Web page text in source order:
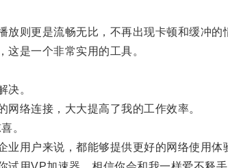
则更是流畅无比，不再出现卡顿和缓冲的
是一个非常实用的工具。
。
络连接，大大提高了我的工作效率。
。
用户来说，都能够提供更好的网络使用体